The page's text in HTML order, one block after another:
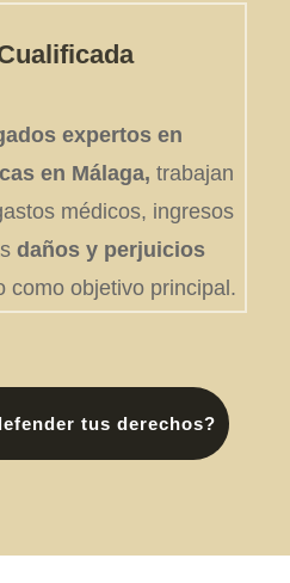
expertos en
en Málaga, trabajan
médicos, ingresos
daños y perjuicios
como objetivo principal.
tus derechos?